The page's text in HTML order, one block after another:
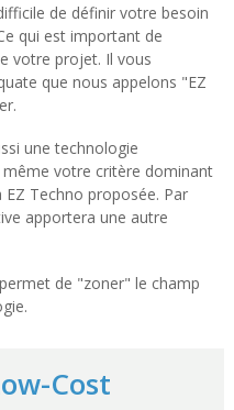
de définir votre besoin
qui est important de
votre projet. Il vous
que nous appelons "EZ
une technologie
votre critère dominant
Techno proposée. Par
apportera une autre
de "zoner" le champ
Cost